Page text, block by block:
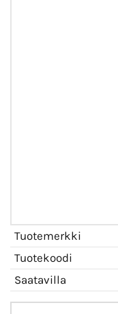
Tuotemerkki
Tuotekoodi
Saatavilla